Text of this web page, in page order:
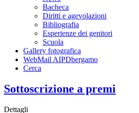
Bacheca
Diritti e agevolazioni
Bibliografia
Esperienze dei genitori
Scuola
Gallery fotografica
WebMail AIPDbergamo
Cerca
Sottoscrizione a premi
Dettagli